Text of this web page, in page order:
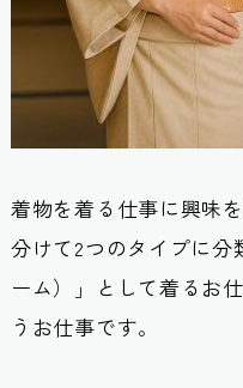
着物を着る仕事に興味
分けて2つのタイプに
ーム）」として着るお
うお仕事です。